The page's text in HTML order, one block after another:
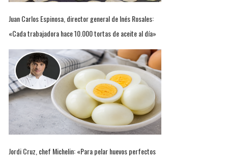
Juan Carlos Espinosa, director general de Inés Rosales:
«Cada trabajadora hace 10.000 tortas de aceite al día»
Jordi Cruz, chef Michelin: «Para pelar huevos perfectos